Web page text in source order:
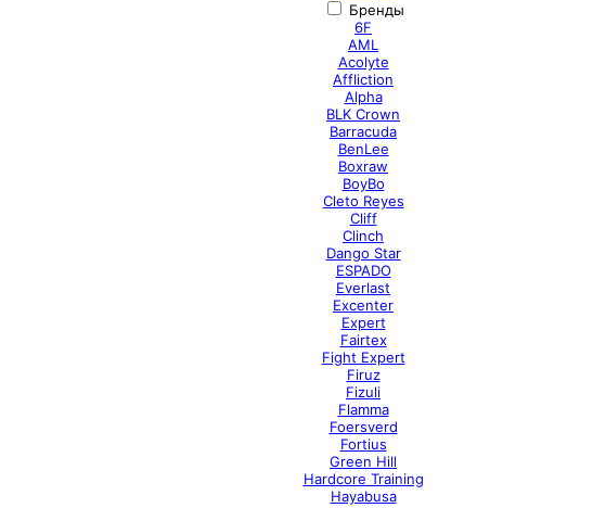
Бренды
6F
AML
Acolyte
Affliction
Alpha
BLK Crown
Barracuda
BenLee
Boxraw
BoyBo
Cleto Reyes
Cliff
Clinch
Dango Star
ESPADO
Everlast
Excenter
Expert
Fairtex
Fight Expert
Firuz
Fizuli
Flamma
Foersverd
Fortius
Green Hill
Hardcore Training
Hayabusa